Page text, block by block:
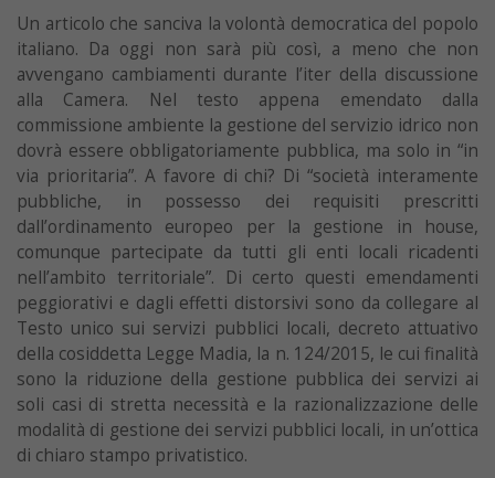
Un articolo che sanciva la volontà democratica del popolo
italiano. Da oggi non sarà più così, a meno che non
avvengano cambiamenti durante l’iter della discussione
alla Camera. Nel testo appena emendato dalla
commissione ambiente la gestione del servizio idrico non
dovrà essere obbligatoriamente pubblica, ma solo in “in
via prioritaria”. A favore di chi? Di “società interamente
pubbliche, in possesso dei requisiti prescritti
dall’ordinamento europeo per la gestione in house,
comunque partecipate da tutti gli enti locali ricadenti
nell’ambito territoriale”. Di certo questi emendamenti
peggiorativi e dagli effetti distorsivi sono da collegare al
Testo unico sui servizi pubblici locali, decreto attuativo
della cosiddetta Legge Madia, la n. 124/2015, le cui finalità
sono la riduzione della gestione pubblica dei servizi ai
soli casi di stretta necessità e la razionalizzazione delle
modalità di gestione dei servizi pubblici locali, in un’ottica
di chiaro stampo privatistico.